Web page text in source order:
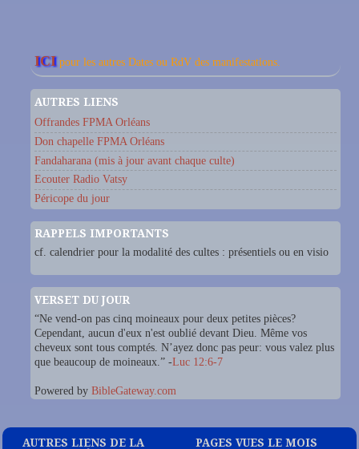
ICI pour les autres Dates ou RdV des manifestations.
AUTRES LIENS
Offrandes FPMA Orléans
Don chapelle FPMA Orléans
Fandaharana (mis à jour avant chaque culte)
Ecouter Radio Vatsy
Péricope du jour
RAPPELS IMPORTANTS
cf. calendrier pour la modalité des cultes : présentiels ou en visio
VERSET DU JOUR
“Ne vend-on pas cinq moineaux pour deux petites pièces?
Cependant, aucun d'eux n'est oublié devant Dieu. Même vos
cheveux sont tous comptés. N’ayez donc pas peur: vous valez plus
que beaucoup de moineaux.” -Luc 12:6-7
Powered by BibleGateway.com
AUTRES LIENS DE LA PAGES VUES LE MOIS